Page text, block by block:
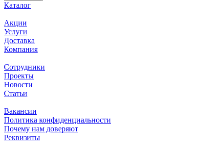
Каталог
Акции
Услуги
Доставка
Компания
Сотрудники
Проекты
Новости
Статьи
Вакансии
Политика конфиденциальности
Почему нам доверяют
Реквизиты